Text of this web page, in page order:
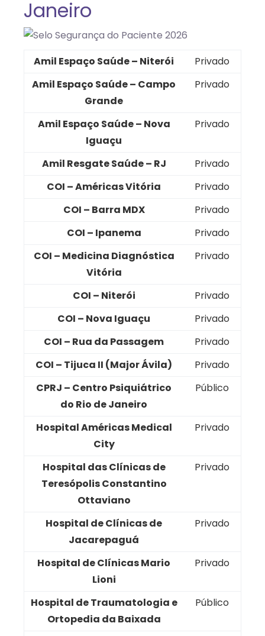
Janeiro
Amil Espaço Saúde – Niterói
Privado
Amil Espaço Saúde – Campo
Grande
Privado
Amil Espaço Saúde – Nova
Iguaçu
Privado
Amil Resgate Saúde – RJ
Privado
COI – Américas Vitória
Privado
COI – Barra MDX
Privado
COI – Ipanema
Privado
COI – Medicina Diagnóstica
Vitória
Privado
COI – Niterói
Privado
COI – Nova Iguaçu
Privado
COI – Rua da Passagem
Privado
COI – Tijuca II (Major Ávila)
Privado
CPRJ – Centro Psiquiátrico
do Rio de Janeiro
Público
Hospital Américas Medical
City
Privado
Hospital das Clínicas de
Teresópolis Constantino
Ottaviano
Privado
Hospital de Clínicas de
Jacarepaguá
Privado
Hospital de Clínicas Mario
Lioni
Privado
Hospital de Traumatologia e
Ortopedia da Baixada
Público